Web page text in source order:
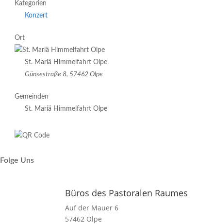
Kategorien
Konzert
Ort
St. Mariä Himmelfahrt Olpe
Günsestraße 8, 57462 Olpe
Gemeinden
St. Mariä Himmelfahrt Olpe
Folge Uns
Büros des Pastoralen Raumes
Auf der Mauer 6
57462 Olpe